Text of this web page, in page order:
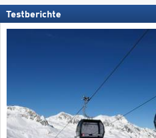
Testberichte